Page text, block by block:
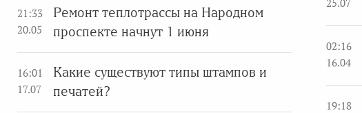
21:33
20.05
Ремонт теплотрассы на Народном
проспекте начнут 1 июня
16:01
17.07
Какие существуют типы штампов и
печатей?
02:16
16.04
19:18